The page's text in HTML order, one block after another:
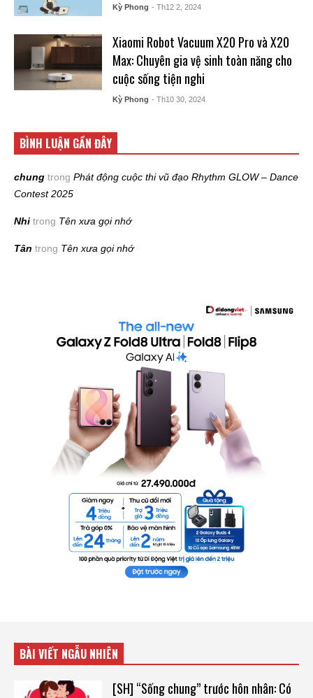
Kỳ Phong - Th12 2, 2024
Xiaomi Robot Vacuum X20 Pro và X20
Max: Chuyên gia vệ sinh toàn năng cho
cuộc sống tiện nghi
Kỳ Phong - Th10 30, 2024
BÌNH LUẬN GẦN ĐÂY
chung trong Phát động cuộc thi vũ đạo Rhythm GLOW – Dance
Contest 2025
Nhi trong Tên xưa gọi nhớ
Tân trong Tên xưa gọi nhớ
BÀI VIẾT NGẪU NHIÊN
[SH] “Sống chung’’ trước hôn nhân: Có